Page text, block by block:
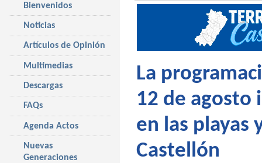
La
12 de agosto
en las playas
Castellón
Bienvenidos
Noticias
Artículos de Opinión
Multimedias
Descargas
FAQs
Agenda Actos
Nuevas
Generaciones